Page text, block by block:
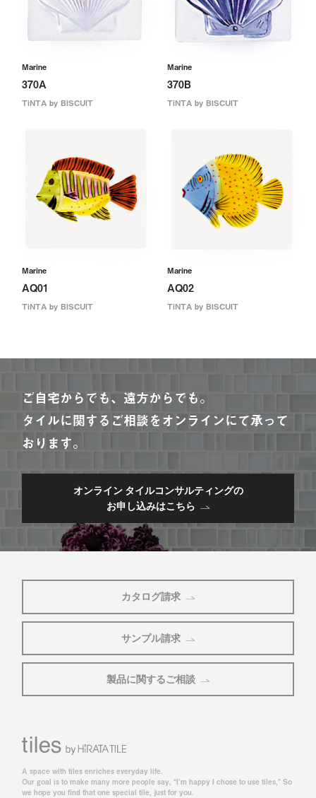
Marine
370A
TiNTA by BISCUIT
Marine
370B
TiNTA by BISCUIT
Marine
AQ01
TiNTA by BISCUIT
Marine
AQ02
TiNTA by BISCUIT
ご自宅からでも、遠方からでも。
タイルに関するご相談をオンラインにて承って
おります。
オンライン タイルコンサルティングの
お申し込みはこちら
カタログ請求
サンプル請求
製品に関するご相談
A space with tiles enriches everyday life.
Our goal is to make many more people say, “I’m happy I chose to use tiles,” So
we hope you find that one special tile, just for you.